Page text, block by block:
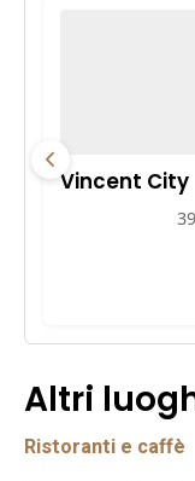
Vincent City
Altri
Ristoranti e caffè